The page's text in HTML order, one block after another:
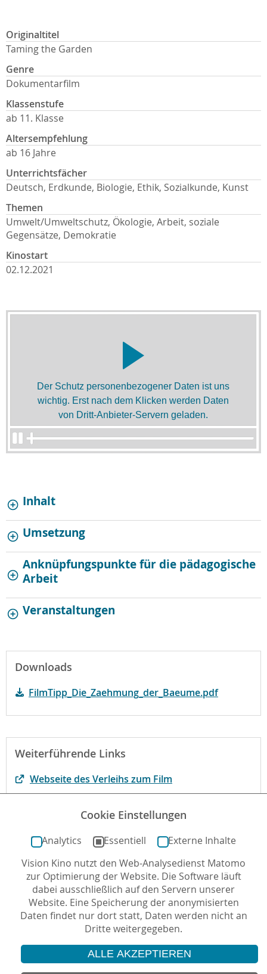
Originaltitel
Taming the Garden
Genre
Dokumentarfilm
Klassenstufe
ab 11. Klasse
Altersempfehlung
ab 16 Jahre
Unterrichtsfächer
Deutsch, Erdkunde, Biologie, Ethik, Sozialkunde, Kunst
Themen
Umwelt/Umweltschutz, Ökologie, Arbeit, soziale
Gegensätze, Demokratie
Kinostart
02.12.2021
Der Schutz personenbezogener Daten ist uns
wichtig. Erst nach dem Klicken werden Daten
von Dritt-Anbieter-Servern geladen.
Inhalt
Umsetzung
Anknüpfungspunkte für die pädagogische
Arbeit
Veranstaltungen
Downloads
FilmTipp_Die_Zaehmung_der_Baeume.pdf
Weiterführende Links
Webseite des Verleihs zum Film
Webseite des Films
Autor*in: Jan-Philipp Kohlmann , 30.11.2021 , letzte
Aktualisierung: 30.11.2021
© 2026 Vision Kino
Cookie Einstellungen
Analytics Essentiell
Externe Inhalte
Vision Kino nutzt den Web-Analysedienst Matomo
zur Optimierung der Website. Die Software läuft
dabei ausschließlich auf den Servern unserer
Website. Eine Speicherung der anonymisierten
Daten findet nur dort statt, Daten werden nicht an
Dritte weitergegeben.
ALLE AKZEPTIEREN